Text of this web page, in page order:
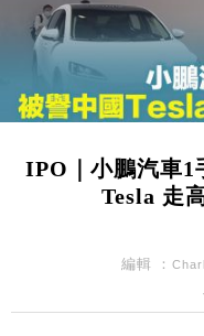
15:47
財經｜恒隆10
粦接任
財經｜韓股反
13:44
財經｜內地7月
12:44
財經｜日本春
日圓干預創新高
國際｜特朗普
財經｜SA售股
司
IPO｜小鵬汽車1
Tesla 走
編輯 ：